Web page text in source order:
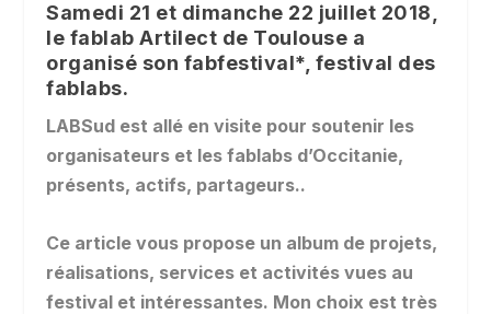
Samedi 21 et dimanche 22 juillet 2018,
le fablab Artilect de Toulouse a
organisé son fabfestival*, festival des
fablabs.
LABSud est allé en visite pour soutenir les
organisateurs et les fablabs d’Occitanie,
présents, actifs, partageurs..
Ce article vous propose un album de projets,
réalisations, services et activités vues au
festival et intéressantes. Mon choix est très